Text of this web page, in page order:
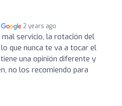
2 years ago
mal servicio, la rotación del
que nunca te va a tocar el
una opinión diferente y
no los recomiendo para